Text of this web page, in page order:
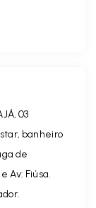
03
banheiro
de
Av: Fiúsa.